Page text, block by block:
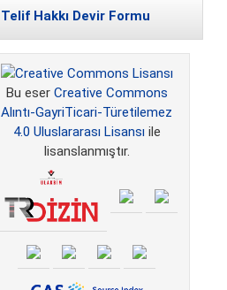
Telif Hakkı Devir Formu
Bu eser Creative Commons
Alıntı-GayriTicari-Türetilemez
4.0 Uluslararası Lisansı ile
lisanslanmıştır.